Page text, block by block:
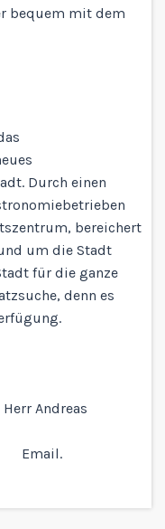
bequem mit dem
Durch einen
bereichert
um die Stadt
für die ganze
denn es
Andreas